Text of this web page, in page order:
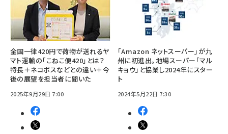
全国一律420円で荷物が送れるヤ
マト運輸の「こねこ便420」とは？
特長＋ネコポスなどとの違い＋今
後の展望を担当者に聞いた
2025年9月29日 7:00
「Amazon ネットスーパー」が九
州に初進出。地場スーパー「マル
キョウ」と協業し2024年にスター
ト
2024年5月22日 7:30